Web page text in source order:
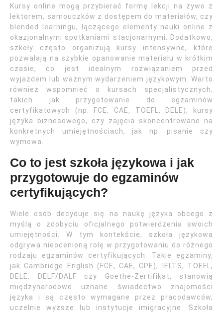
Kursy online mogą przybierać formę lekcji na żywo z
lektorem, samouczków z dostępem do materiałów, czy
blended learningu, łączącego elementy nauki online z
okazjonalnymi spotkaniami stacjonarnymi. Dodatkowo,
szkoły często organizują kursy intensywne, które
pozwalają na szybkie opanowanie materiału w krótkim
czasie, co jest idealnym rozwiązaniem przed
wyjazdem lub ważnym wydarzeniem językowym. Warto
również wspomnieć o kursach specjalistycznych,
takich jak przygotowanie do egzaminów
certyfikatowych (np. FCE, CAE, TOEFL, DELE), kursy
języka biznesowego, czy zajęcia skoncentrowane na
konkretnych umiejętnościach, jak np. pisanie czy
wymowa.
Co to jest szkoła językowa i jak
przygotowuje do egzaminów
certyfikujących?
Wiele osób decyduje się na naukę języka obcego z
myślą o zdobyciu oficjalnego potwierdzenia swoich
umiejętności. W tym kontekście, szkoła językowa
odgrywa nieocenioną rolę w przygotowaniu do różnego
rodzaju egzaminów certyfikujących. Takie egzaminy,
jak Cambridge English (FCE, CAE, CPE), IELTS, TOEFL,
DELE, DELF/DALF czy Goethe-Zertifikat, stanowią
międzynarodowo uznane świadectwo znajomości
języka i są często wymagane przez pracodawców,
uczelnie wyższe lub instytucje imigracyjne. Szkoła